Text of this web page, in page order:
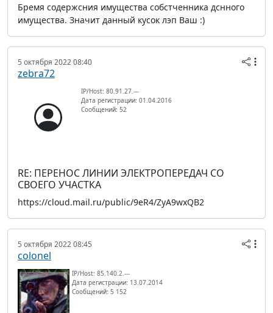
Бремя содержсния имущества собстченника дснного
имущества. Значит данный кусок лэп Ваш :)
5 октября 2022 08:40
zebra72
IP/Host: 80.91.27.---
Дата регистрации: 01.04.2016
Сообщений: 52
RE: ПЕРЕНОС ЛИНИИ ЭЛЕКТРОПЕРЕДАЧ СО
СВОЕГО УЧАСТКА
https://cloud.mail.ru/public/9eR4/ZyA9wxQB2
5 октября 2022 08:45
colonel
IP/Host: 85.140.2.---
Дата регистрации: 13.07.2014
Сообщений: 5 152